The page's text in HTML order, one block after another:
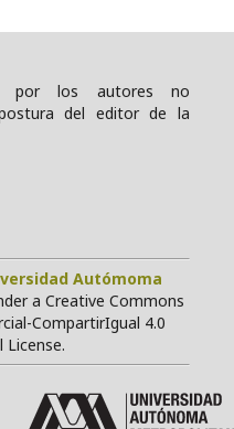
por los autores no
del editor de la
Autómoma
a Creative Commons
CompartirIgual 4.0